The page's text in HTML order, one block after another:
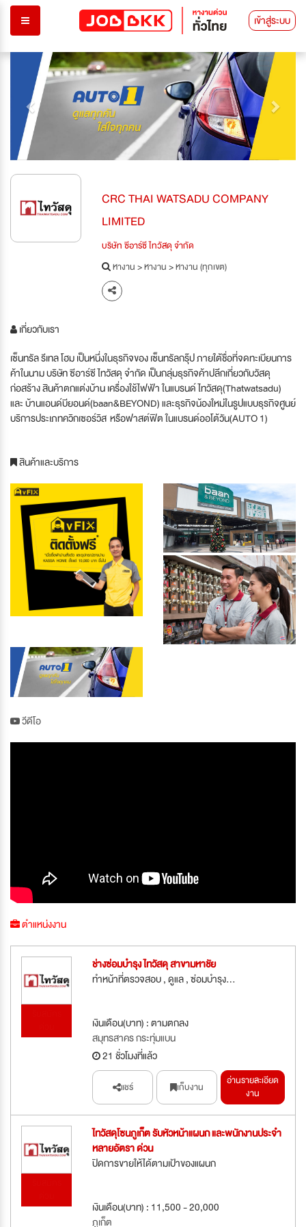
เข้าสู่ระบบ
Previous Next
CRC THAI WATSADU COMPANY
LIMITED
บริษัท ซีอาร์ซี ไทวัสดุ จำกัด
หางาน>หางาน>หางาน (ทุกเขต)
เกี่ยวกับเรา
เซ็นทรัล รีเทล โฮม เป็นหนึ่งในธุรกิจของ เซ็นทรัลกรุ๊ป ภายใต้ชื่อที่จดทะเบียนการ
ค้าในนาม บริษัท ซีอาร์ซี ไทวัสดุ จำกัด เป็นกลุ่มธุรกิจค้าปลีกเกี่ยวกับวัสดุ
ก่อสร้าง สินค้าตกแต่งบ้าน เครื่องใช้ไฟฟ้า ในแบรนด์ ไทวัสดุ(Thatwatsadu)
และ บ้านแอนด์บียอนด์(baan&BEYOND) และธุรกิจน้องใหม่ในรูปแบบธุรกิจศูนย์
บริการประเภทควิกเซอร์วิส หรือฟาสต์ฟิต ในแบรนด์ออโต้วัน(AUTO 1)
สินค้าและบริการ
วีดีโอ
ตำแหน่งงาน
ช่างซ่อมบำรุง ไทวัสดุ สาขามหาชัย
ทำหน้าที่ตรวจสอบ , ดูแล , ซ่อมบำรุง...
เงินเดือน(บาท) : ตามตกลง
สมุทรสาคร กระทุ่มแบน
21 ชั่วโมงที่แล้ว
แชร์ เก็บงาน
อ่านรายละเอียด
งาน
ไทวัสดุโซนภูเก็ต รับหัวหน้าแผนก และพนักงานประจำ
หลายอัตรา ด่วน
ปิดการขายให้ได้ตามเป้าของแผนก
เงินเดือน(บาท) : 11,500 - 20,000
ภูเก็ต